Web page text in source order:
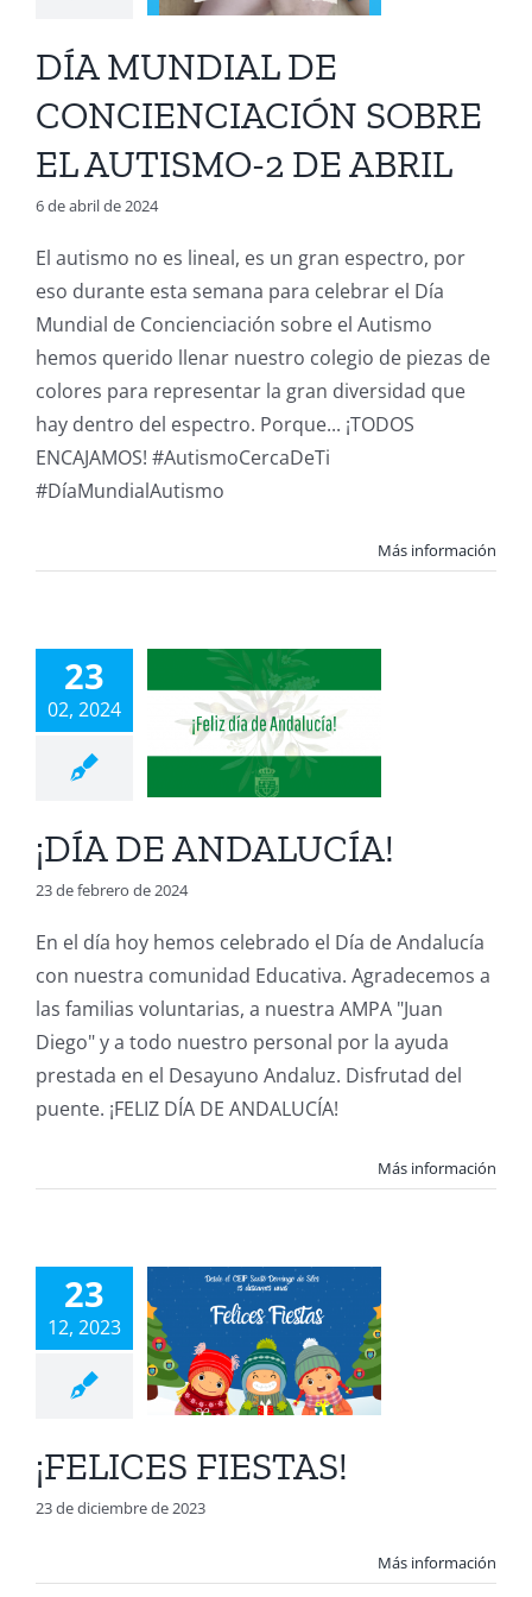
Juan Diego
Infantil
Primaria 1º
Educación
3º ciclo
TEA
DÍA MUNDIAL DE
CONCIENCIACIÓN SOBRE
EL AUTISMO-2 DE ABRIL
6 de abril de 2024
El autismo no es lineal, es un gran espectro, por
eso durante esta semana para celebrar el Día
Mundial de Concienciación sobre el Autismo
hemos querido llenar nuestro colegio de piezas de
colores para representar la gran diversidad que
hay dentro del espectro. Porque... ¡TODOS
ENCAJAMOS! #AutismoCercaDeTi
#DíaMundialAutismo
Más información
23
02, 2024
DE
Juan Diego
Infantil
Primaria 1º
Educación
3º ciclo TEA
¡DÍA DE ANDALUCÍA!
23 de febrero de 2024
En el día hoy hemos celebrado el Día de Andalucía
con nuestra comunidad Educativa. Agradecemos a
las familias voluntarias, a nuestra AMPA "Juan
Diego" y a todo nuestro personal por la ayuda
prestada en el Desayuno Andaluz. Disfrutad del
puente. ¡FELIZ DÍA DE ANDALUCÍA!
Más información
23
12, 2023
Juan Diego
Infantil
Primaria 1º
Educación
3º ciclo TEA
¡FELICES FIESTAS!
23 de diciembre de 2023
Más información